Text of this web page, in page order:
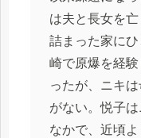
は夫と長女を
詰まった家に
崎で原爆を経
ったが、ニキ
がない。悦子
なかで、近頃